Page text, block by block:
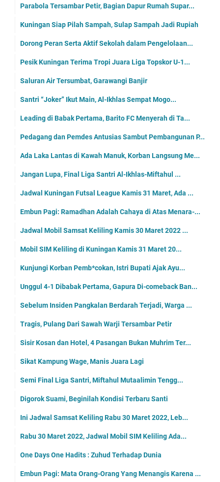
Parabola Tersambar Petir, Bagian Dapur Rumah Supar...
Kuningan Siap Pilah Sampah, Sulap Sampah Jadi Rupiah
Dorong Peran Serta Aktif Sekolah dalam Pengelolaan...
Pesik Kuningan Terima Tropi Juara Liga Topskor U-1...
Saluran Air Tersumbat, Garawangi Banjir
Santri “Joker” Ikut Main, Al-Ikhlas Sempat Mogo...
Leading di Babak Pertama, Barito FC Menyerah di Ta...
Pedagang dan Pemdes Antusias Sambut Pembangunan P...
Ada Laka Lantas di Kawah Manuk, Korban Langsung Me...
Jangan Lupa, Final Liga Santri Al-Ikhlas-Miftahul ...
Jadwal Kuningan Futsal League Kamis 31 Maret, Ada ...
Embun Pagi: Ramadhan Adalah Cahaya di Atas Menara-...
Jadwal Mobil Samsat Keliling Kamis 30 Maret 2022 ...
Mobil SIM Keliling di Kuningan Kamis 31 Maret 20...
Kunjungi Korban Pemb*cokan, Istri Bupati Ajak Ayu...
Unggul 4-1 Dibabak Pertama, Gapura Di-comeback Ban...
Sebelum Insiden Pangkalan Berdarah Terjadi, Warga ...
Tragis, Pulang Dari Sawah Warji Tersambar Petir
Sisir Kosan dan Hotel, 4 Pasangan Bukan Muhrim Ter...
Sikat Kampung Wage, Manis Juara Lagi
Semi Final Liga Santri, Miftahul Mutaalimin Tengg...
Digorok Suami, Beginilah Kondisi Terbaru Santi
Ini Jadwal Samsat Keliling Rabu 30 Maret 2022, Leb...
Rabu 30 Maret 2022, Jadwal Mobil SIM Keliling Ada...
One Days One Hadits : Zuhud Terhadap Dunia
Embun Pagi: Mata Orang-Orang Yang Menangis Karena ...